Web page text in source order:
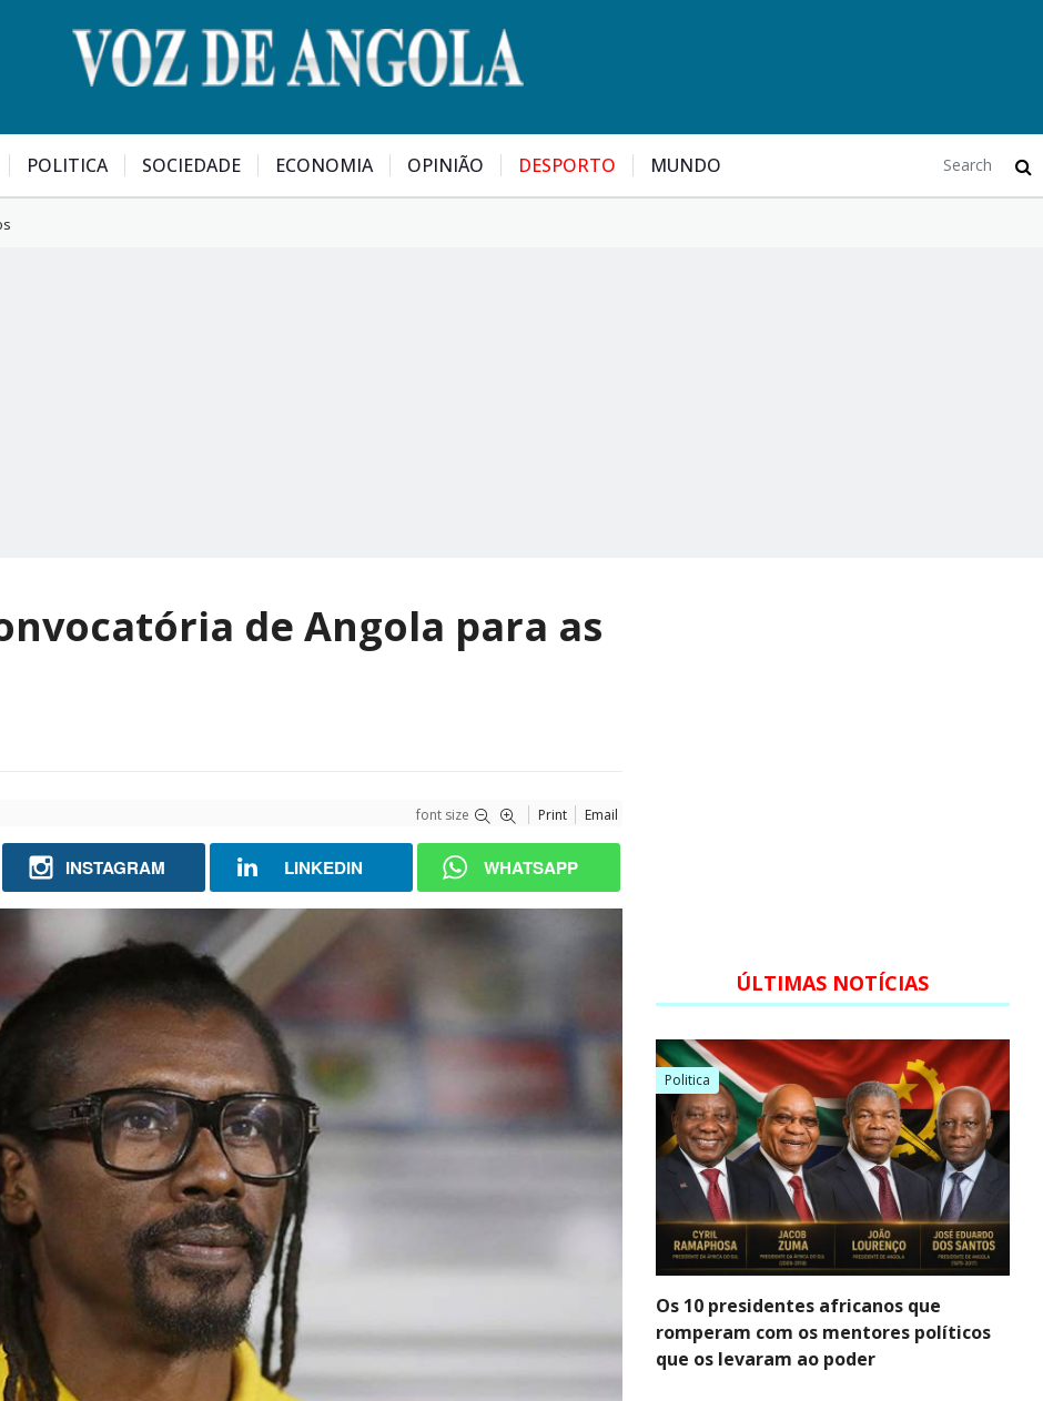
POLITICA SOCIEDADE ECONOMIA OPINIÃO DESPORTO MUNDO
de Angola para as
font size Print Email
INSTAGRAM LINKEDIN WHATSAPP
ÚLTIMAS NOTÍCIAS
Politica
Os 10 presidentes africanos que
romperam com os mentores políticos
que os levaram ao poder